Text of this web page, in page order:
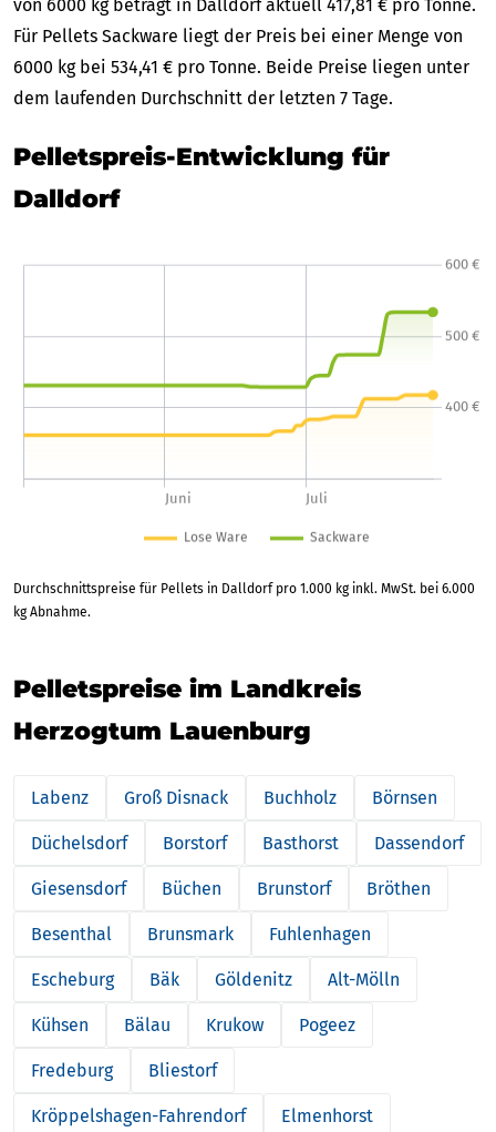
von 6000 kg beträgt in Dalldorf aktuell 417,81 € pro Tonne.
Für Pellets Sackware liegt der Preis bei einer Menge von
6000 kg bei 534,41 € pro Tonne. Beide Preise liegen unter
dem laufenden Durchschnitt der letzten 7 Tage.
Pelletspreis-Entwicklung für
Dalldorf
Durchschnittspreise für Pellets in Dalldorf pro 1.000 kg inkl. MwSt. bei 6.000
kg Abnahme.
Pelletspreise im Landkreis
Herzogtum Lauenburg
Labenz Groß Disnack Buchholz Börnsen
Düchelsdorf Borstorf Basthorst Dassendorf
Giesensdorf Büchen Brunstorf Bröthen
Besenthal Brunsmark Fuhlenhagen
Escheburg Bäk Göldenitz Alt-Mölln
Kühsen Bälau Krukow Pogeez
Fredeburg Bliestorf
Kröppelshagen-Fahrendorf Elmenhorst